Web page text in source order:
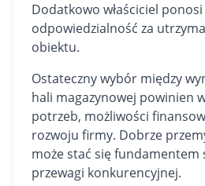
Dodatkowo właściciel ponosi
odpowiedzialność za
obiektu.
Ostateczny wybór między
hali magazynowej powinien
potrzeb, możliwości
rozwoju firmy. Dobrze
może stać się
przewagi konkurencyjnej.